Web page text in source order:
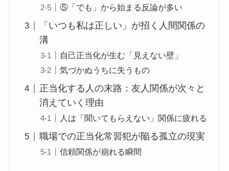
⑤「でも」から始まる反論が多い
「いつも私は正しい」が招く人間関係の
溝
自己正当化が生む「見えない壁」
気づかぬうちに失うもの
正当化する人の末路：友人関係が次々と
消えていく理由
人は「聞いてもらえない」関係に疲れる
職場での正当化常習犯が陥る孤立の現実
信頼関係が崩れる瞬間